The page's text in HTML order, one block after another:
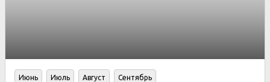
Июнь Июль Август Сентябрь